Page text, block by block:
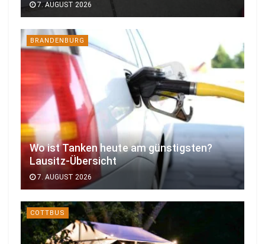
7. AUGUST 2026
BRANDENBURG
Wo ist Tanken heute am günstigsten?
Lausitz-Übersicht
7. AUGUST 2026
COTTBUS